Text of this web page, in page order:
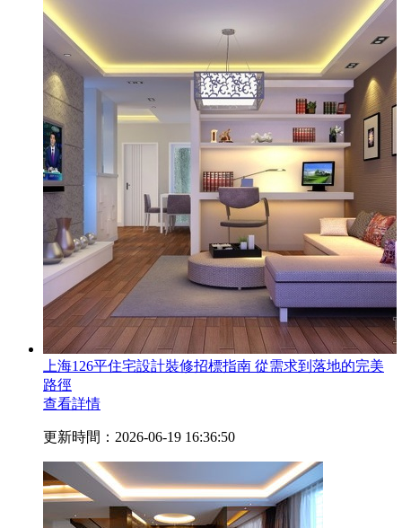
上海126平住宅設計裝修招標指南 從需求到落地的完美
路徑
查看詳情
更新時間：2026-06-19 16:36:50